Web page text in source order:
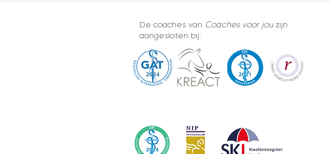
De coaches van Coaches voor jouzijn
aangesloten bij: